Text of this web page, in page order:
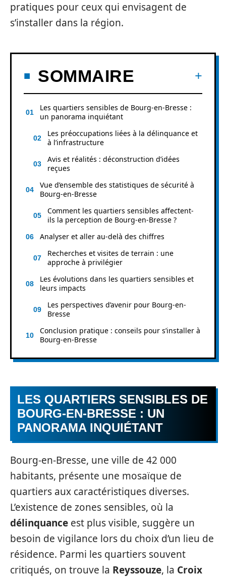
pratiques pour ceux qui envisagent de
s’installer dans la région.
SOMMAIRE
Les quartiers sensibles de Bourg-en-Bresse :
un panorama inquiétant
Les préoccupations liées à la délinquance et
à l’infrastructure
Avis et réalités : déconstruction d’idées
reçues
Vue d’ensemble des statistiques de sécurité à
Bourg-en-Bresse
Comment les quartiers sensibles affectent-
ils la perception de Bourg-en-Bresse ?
Analyser et aller au-delà des chiffres
Recherches et visites de terrain : une
approche à privilégier
Les évolutions dans les quartiers sensibles et
leurs impacts
Les perspectives d’avenir pour Bourg-en-
Bresse
Conclusion pratique : conseils pour s’installer à
Bourg-en-Bresse
LES QUARTIERS SENSIBLES DE
BOURG-EN-BRESSE : UN
PANORAMA INQUIÉTANT
Bourg-en-Bresse, une ville de 42 000
habitants, présente une mosaïque de
quartiers aux caractéristiques diverses.
L’existence de zones sensibles, où la
délinquance est plus visible, suggère un
besoin de vigilance lors du choix d’un lieu de
résidence. Parmi les quartiers souvent
critiqués, on trouve la Reyssouze, la Croix